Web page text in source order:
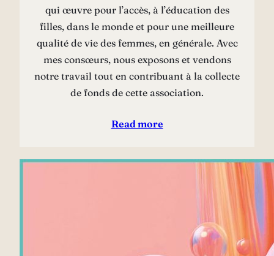
qui œuvre pour l’accès, à l’éducation des
filles, dans le monde et pour une meilleure
qualité de vie des femmes, en générale. Avec
mes consœurs, nous exposons et vendons
notre travail tout en contribuant à la collecte
de fonds de cette association.
Read more